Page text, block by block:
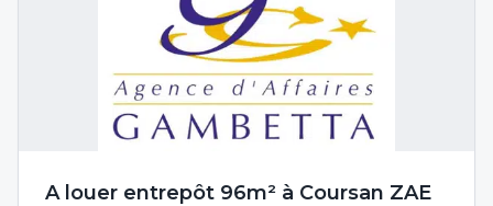
A louer entrepôt 96m² à Coursan ZAE